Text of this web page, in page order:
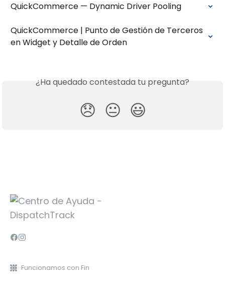
QuickCommerce — Dynamic Driver Pooling
QuickCommerce | Punto de Gestión de Terceros
en Widget y Detalle de Orden
¿Ha quedado contestada tu pregunta?
😞 😐 😃
Funcionamos con Fin